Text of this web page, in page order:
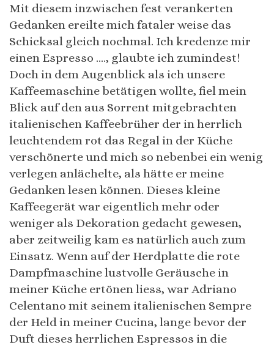
Mit diesem inzwischen fest verankerten
Gedanken ereilte mich fataler weise das
Schicksal gleich nochmal. Ich kredenze mir
einen Espresso …., glaubte ich zumindest!
Doch in dem Augenblick als ich unsere
Kaffeemaschine betätigen wollte, fiel mein
Blick auf den aus Sorrent mitgebrachten
italienischen Kaffeebrüher der in herrlich
leuchtendem rot das Regal in der Küche
verschönerte und mich so nebenbei ein wenig
verlegen anlächelte, als hätte er meine
Gedanken lesen können. Dieses kleine
Kaffeegerät war eigentlich mehr oder
weniger als Dekoration gedacht gewesen,
aber zeitweilig kam es natürlich auch zum
Einsatz. Wenn auf der Herdplatte die rote
Dampfmaschine lustvolle Geräusche in
meiner Küche ertönen liess, war Adriano
Celentano mit seinem italienischen Sempre
der Held in meiner Cucina, lange bevor der
Duft dieses herrlichen Espressos in die